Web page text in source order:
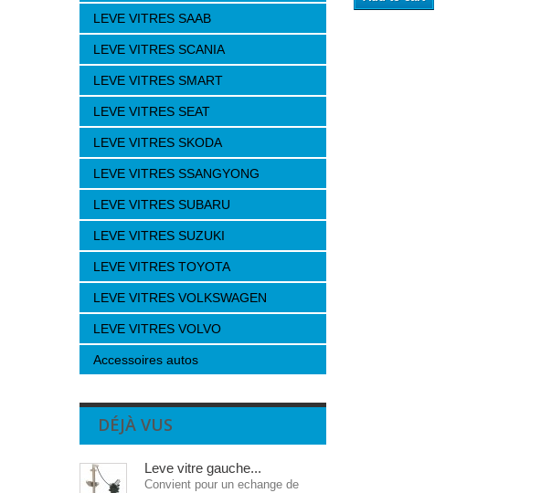
LEVE VITRES SAAB
LEVE VITRES SCANIA
LEVE VITRES SMART
LEVE VITRES SEAT
LEVE VITRES SKODA
LEVE VITRES SSANGYONG
LEVE VITRES SUBARU
LEVE VITRES SUZUKI
LEVE VITRES TOYOTA
LEVE VITRES VOLKSWAGEN
LEVE VITRES VOLVO
Accessoires autos
DÉJÀ VUS
Leve vitre gauche...
Convient pour un echange de